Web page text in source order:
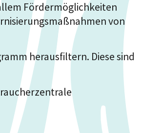
Fördermöglichkeiten
von
herausfiltern. Diese sind